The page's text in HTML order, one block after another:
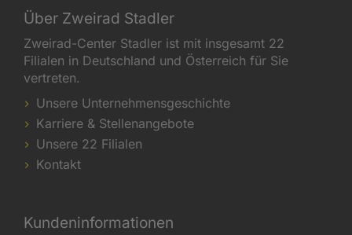
Über Zweirad Stadler
Zweirad-Center Stadler ist mit insgesamt 22
Filialen in Deutschland und Österreich für Sie
vertreten.
Unsere Unternehmensgeschichte
Karriere & Stellenangebote
Unsere 22 Filialen
Kontakt
Kundeninformationen